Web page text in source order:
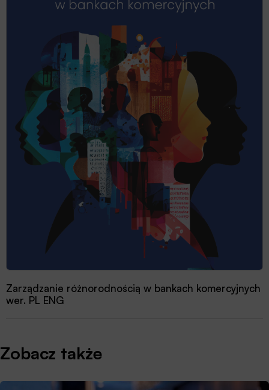
Zarządzanie różnorodnością w bankach komercyjnych
wer. PL ENG
Zobacz także